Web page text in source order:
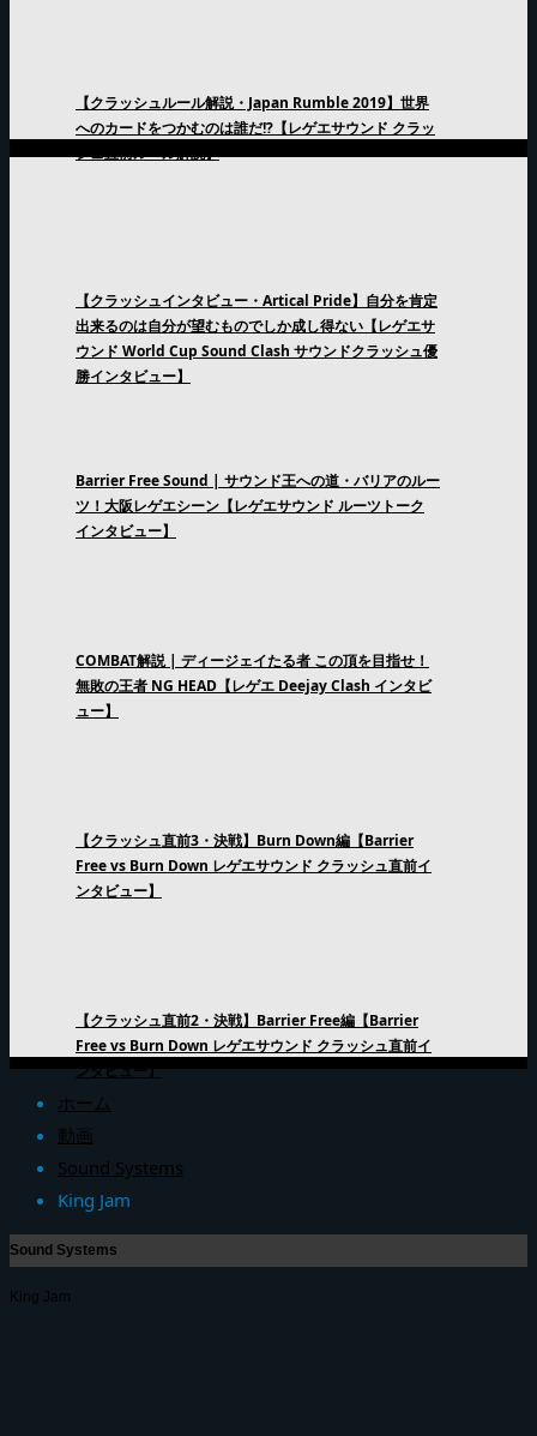
【クラッシュルール解説・Japan Rumble 2019】世界
へのカードをつかむのは誰だ!?【レゲエサウンド クラッ
シュ直前ルール解説】
【クラッシュインタビュー・Artical Pride】自分を肯定
出来るのは自分が望むものでしか成し得ない【レゲエサ
ウンド World Cup Sound Clash サウンドクラッシュ優
勝インタビュー】
Barrier Free Sound | サウンド王への道・バリアのルー
ツ！大阪レゲエシーン【レゲエサウンド ルーツトーク
インタビュー】
COMBAT解説 | ディージェイたる者 この頂を目指せ！
無敗の王者 NG HEAD【レゲエ Deejay Clash インタビ
ュー】
【クラッシュ直前3・決戦】Burn Down編【Barrier
Free vs Burn Down レゲエサウンド クラッシュ直前イ
ンタビュー】
【クラッシュ直前2・決戦】Barrier Free編【Barrier
Free vs Burn Down レゲエサウンド クラッシュ直前イ
ンタビュー】
ホーム
動画
Sound Systems
King Jam
Sound Systems
King Jam